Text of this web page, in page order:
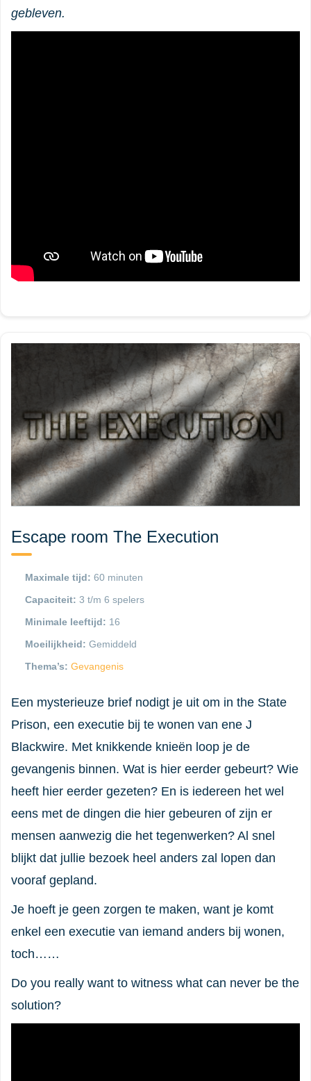
gebleven.
Escape room The Execution
Maximale tijd: 60 minuten
Capaciteit: 3 t/m 6 spelers
Minimale leeftijd: 16
Moeilijkheid: Gemiddeld
Thema’s: Gevangenis
Een mysterieuze brief nodigt je uit om in the State
Prison, een executie bij te wonen van ene J
Blackwire. Met knikkende knieën loop je de
gevangenis binnen. Wat is hier eerder gebeurt? Wie
heeft hier eerder gezeten? En is iedereen het wel
eens met de dingen die hier gebeuren of zijn er
mensen aanwezig die het tegenwerken? Al snel
blijkt dat jullie bezoek heel anders zal lopen dan
vooraf gepland.
Je hoeft je geen zorgen te maken, want je komt
enkel een executie van iemand anders bij wonen,
toch……
Do you really want to witness what can never be the
solution?